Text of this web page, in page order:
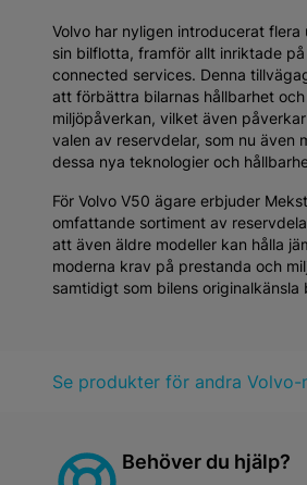
Volvo har nyligen introducerat
sin bilflotta, framför allt inriktade
connected services. Denna
att förbättra bilarnas hållbarhet och
miljöpåverkan, vilket även
valen av reservdelar, som nu även
dessa nya teknologier och
För Volvo V50 ägare erbjuder
omfattande sortiment av
att även äldre modeller kan hålla
moderna krav på prestanda och
samtidigt som bilens originalkänsla
Se produkter för andra Volvo-
Behöver du hjälp?